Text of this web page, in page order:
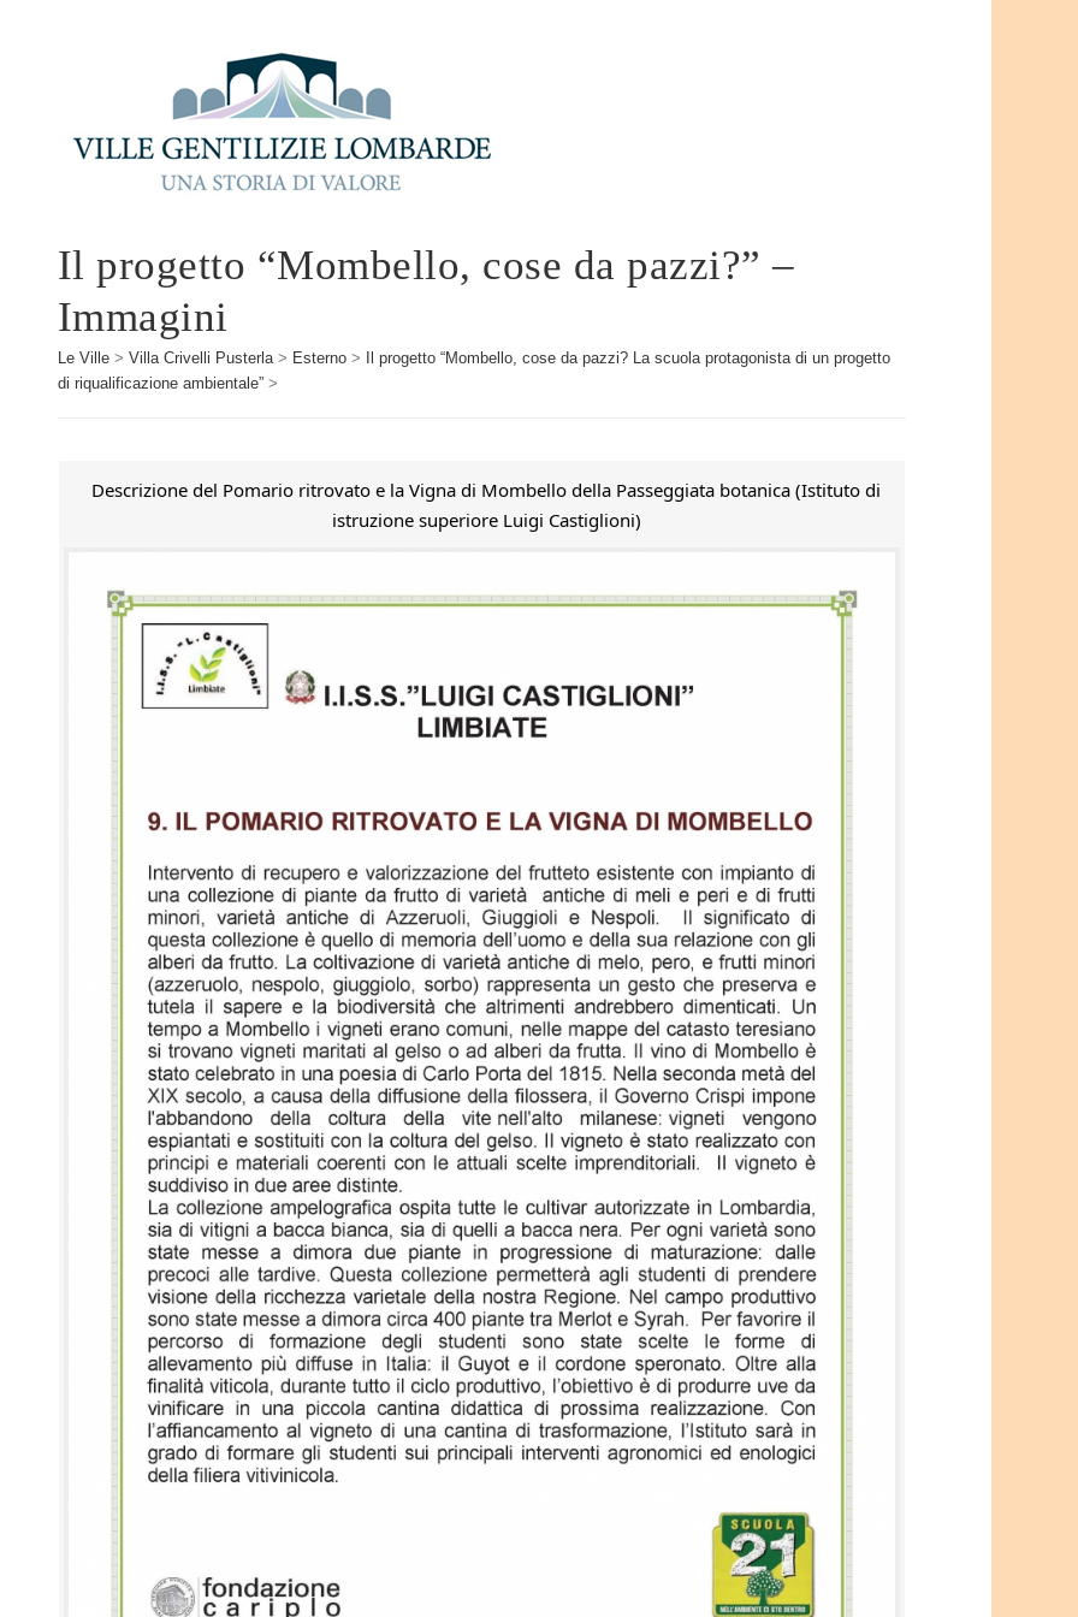
Il progetto “Mombello, cose da pazzi?” –
Immagini
Le Ville> Villa Crivelli Pusterla> Esterno> Il progetto “Mombello, cose da pazzi? La scuola protagonista di un progetto
di riqualificazione ambientale”>
Descrizione del Pomario ritrovato e la Vigna di Mombello della Passeggiata botanica (Istituto di
istruzione superiore Luigi Castiglioni)